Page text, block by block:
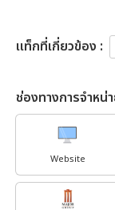
เเท็กที่เกี่ยวข้อง :
ช่องทางการจำหน่
Website